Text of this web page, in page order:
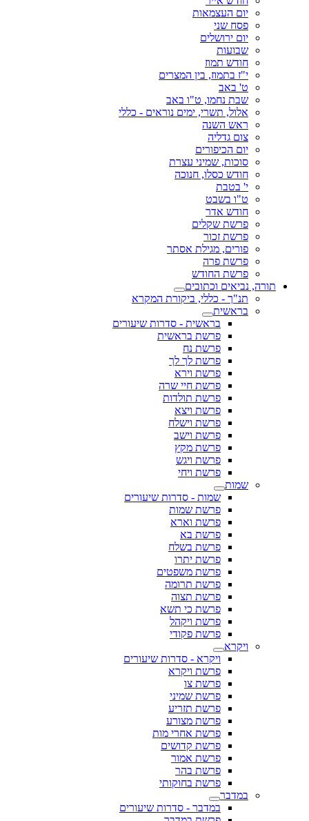
יום העצמאות
פסח שני
יום ירושלים
שבועות
חודש תמוז
י"ז בתמוז, בין המצרים
ט' באב
שבת נחמו, ט"ו באב
אלול, תשרי, ימים נוראים - כללי
ראש השנה
צום גדליה
יום הכיפורים
סוכות, שמיני עצרת
חודש כסלו, חנוכה
י' בטבת
ט"ו בשבט
חודש אדר
פרשת שקלים
פרשת זכור
פורים, מגילת אסתר
פרשת פרה
פרשת החודש
תורה, נביאים וכתובים
תנ"ך - כללי, ביקורת המקרא
בראשית
בראשית - סדרות שיעורים
פרשת בראשית
פרשת נח
פרשת לך לך
פרשת וירא
פרשת חיי שרה
פרשת תולדות
פרשת ויצא
פרשת וישלח
פרשת וישב
פרשת מקץ
פרשת ויגש
פרשת ויחי
שמות
שמות - סדרות שיעורים
פרשת שמות
פרשת וארא
פרשת בא
פרשת בשלח
פרשת יתרו
פרשת משפטים
פרשת תרומה
פרשת תצוה
פרשת כי תשא
פרשת ויקהל
פרשת פקודי
ויקרא
ויקרא - סדרות שיעורים
פרשת ויקרא
פרשת צו
פרשת שמיני
פרשת תזריע
פרשת מצורע
פרשת אחרי מות
פרשת קדושים
פרשת אמור
פרשת בהר
פרשת בחוקותי
במדבר
במדבר - סדרות שיעורים